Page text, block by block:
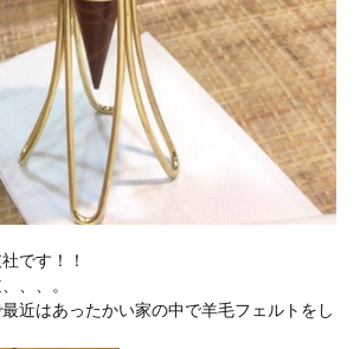
です！！
、、。
近はあったかい家の中で羊毛フェルトをし